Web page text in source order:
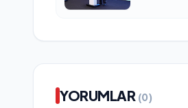
YORUMLAR (0)